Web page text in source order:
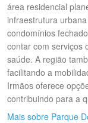
área residencial
infraestrutura
condomínios
contar com serviços
saúde. A região
facilitando a
Irmãos oferece
contribuindo para a
Mais sobre Parque